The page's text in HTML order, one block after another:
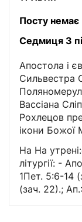
Посту немає
Седмиця 3
Апостола і
Сильвестра
Вассіана
Рохлецов
ікони Божої
На На
літургії: -
1Пет. 5:6-14
(зач. 22).;